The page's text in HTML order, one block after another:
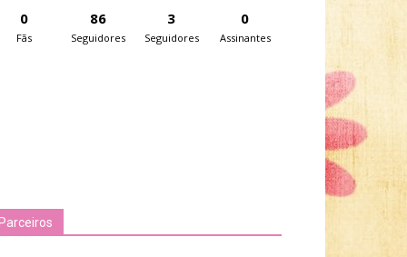
0
Fãs
86
Seguidores
3
Seguidores
0
Assinantes